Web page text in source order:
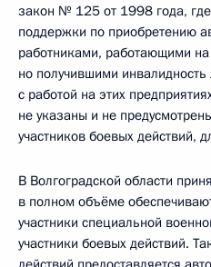
закон № 125 от 1998 года,
поддержки по приобретению
работниками, работающими на
но получившими
с работой на этих
не указаны и не
участников боевых действий,
В Волгоградской области
в полном объёме
участники специальной
участники боевых действий.